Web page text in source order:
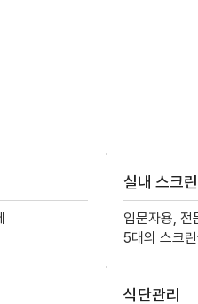
실내 스크
입문자용, 전
5대의 스크
식단관리